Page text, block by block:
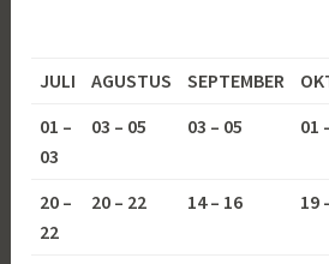
JULI AGUSTUS SEPTEMBER
01 –
03
03 – 05 03 – 05 01
20 –
22
20 – 22 14 – 16 19